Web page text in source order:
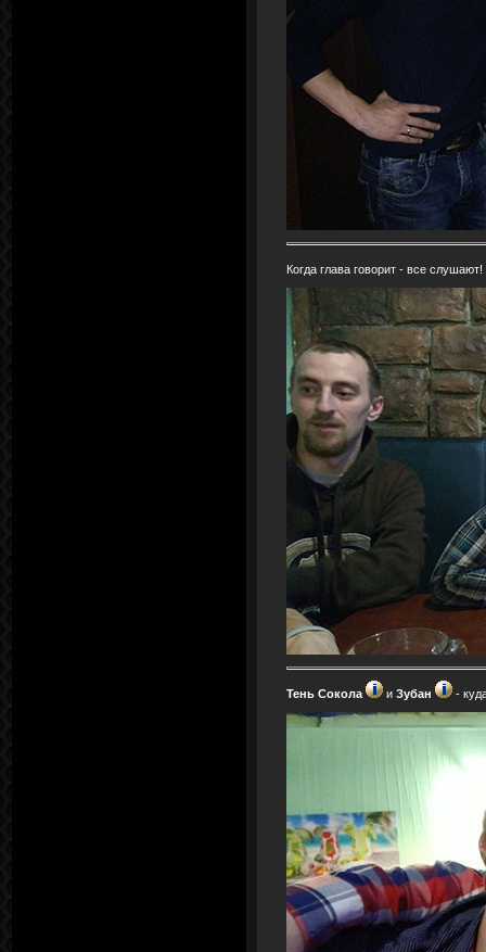
Когда глава говорит - все слушают!
Тень Сокола и Зубан -